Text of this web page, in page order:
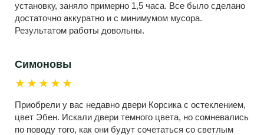
установку, заняло примерно 1,5 часа. Все было сделано
достаточно аккуратно и с минимумом мусора.
Результатом работы довольны.
Симоновы
★★★★★
Приобрели у вас недавно двери Корсика с остеклением,
цвет Эбен. Искали двери темного цвета, но сомневались
по поводу того, как они будут сочетаться со светлым